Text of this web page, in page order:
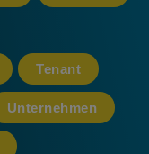
Tenant
Unternehmen